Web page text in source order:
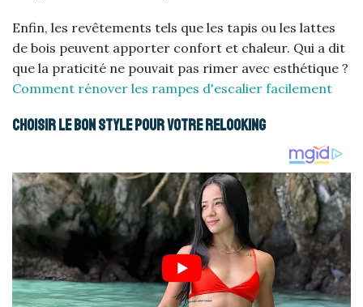
Enfin, les revêtements tels que les tapis ou les lattes
de bois peuvent apporter confort et chaleur. Qui a dit
que la praticité ne pouvait pas rimer avec esthétique ?
Comment rénover les rampes d'escalier facilement
Choisir le bon style pour votre relooking